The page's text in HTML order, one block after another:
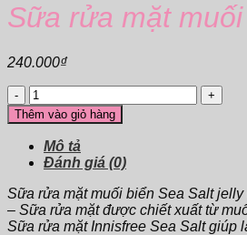
Sữa rửa mặt
240.000₫
Sữa
rửa
mặt
muối
biển
Sea
Salt
jelly
cleanser
Thêm vào giỏ hàng
Mô tả
Đánh giá (0)
Sữa rửa mặt muối biển Sea Salt
– Sữa rửa mặt được chiết xuất từ
Sữa rửa mặt Innisfree Sea Salt giúp